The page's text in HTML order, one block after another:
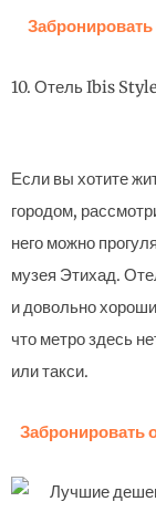
10. Отель Ibis
Если вы хотите
городом,
него можно
музея Этихад.
и довольно
что метро здесь
или такси.
Забронировать